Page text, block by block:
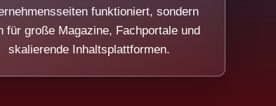
funktioniert, sondern
für große Magazine, Fachportale und
skalierende Inhaltsplattformen.